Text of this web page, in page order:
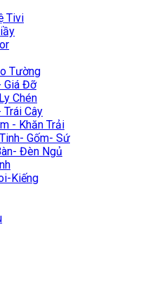
Tivi
Tường
Giá Đỡ
Chén
Trái Cây
- Khăn Trải
Gốm- Sứ
Đèn Ngủ
Kiếng